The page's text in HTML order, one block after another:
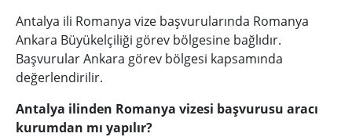
Antalya ili Romanya vize başvurularında Romanya
Ankara Büyükelçiliği görev bölgesine bağlıdır.
Başvurular Ankara görev bölgesi kapsamında
değerlendirilir.
Antalya ilinden Romanya vizesi başvurusu aracı
kurumdan mı yapılır?